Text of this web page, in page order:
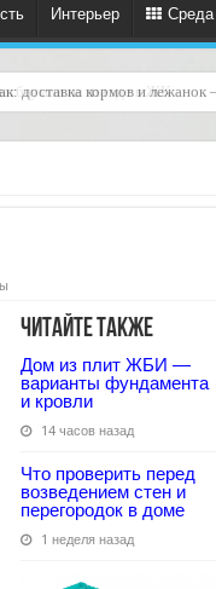
Интерьер Среда
на въезде в ЖК
Читайте также
Дом из плит ЖБИ —
варианты фундамента
и кровли
14 часов назад
Что проверить перед
возведением стен и
перегородок в доме
1 неделя назад